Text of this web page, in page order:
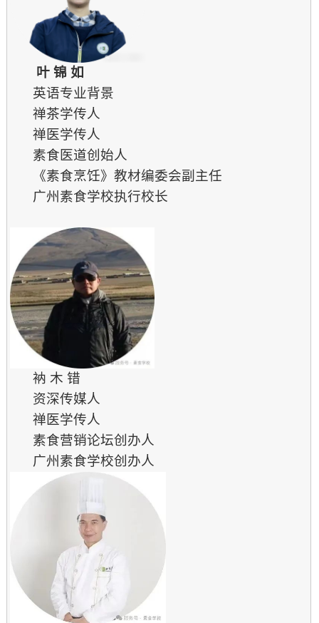
叶 锦 如
英语专业背景
禅茶学传人
禅医学传人
素食医道创始人
《素食烹饪》教材编委会副主任
广州素食学校执行校长
衲 木 错
资深传媒人
禅医学传人
素食营销论坛创办人
广州素食学校创办人